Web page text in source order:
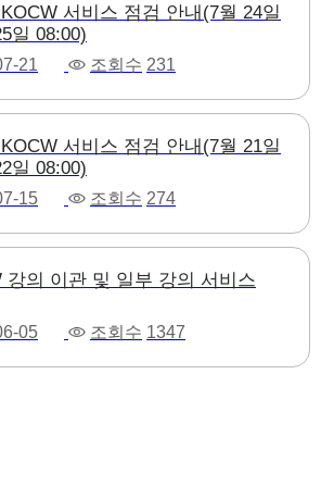
서비스 점검 안내(7월 24일
일 08:00)
21 조회수 231
서비스 점검 안내(7월 21일
일 08:00)
15 조회수 274
강의 이관 및 일부 강의 서비스
05 조회수 1347